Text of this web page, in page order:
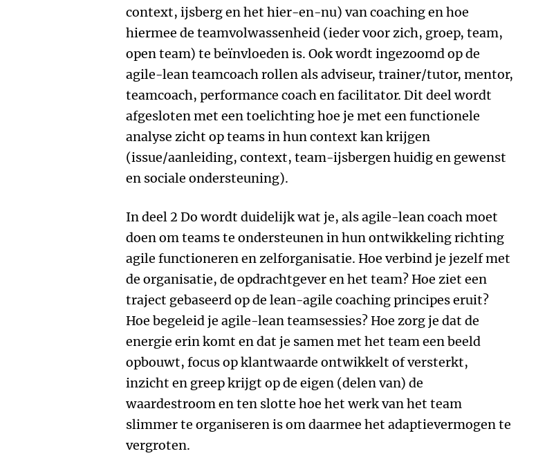
context, ijsberg en het hier-en-nu) van coaching en hoe
hiermee de teamvolwassenheid (ieder voor zich, groep, team,
open team) te beïnvloeden is. Ook wordt ingezoomd op de
agile-lean teamcoach rollen als adviseur, trainer/tutor, mentor,
teamcoach, performance coach en facilitator. Dit deel wordt
afgesloten met een toelichting hoe je met een functionele
analyse zicht op teams in hun context kan krijgen
(issue/aanleiding, context, team-ijsbergen huidig en gewenst
en sociale ondersteuning).
In deel 2 Do wordt duidelijk wat je, als agile-lean coach moet
doen om teams te ondersteunen in hun ontwikkeling richting
agile functioneren en zelforganisatie. Hoe verbind je jezelf met
de organisatie, de opdrachtgever en het team? Hoe ziet een
traject gebaseerd op de lean-agile coaching principes eruit?
Hoe begeleid je agile-lean teamsessies? Hoe zorg je dat de
energie erin komt en dat je samen met het team een beeld
opbouwt, focus op klantwaarde ontwikkelt of versterkt,
inzicht en greep krijgt op de eigen (delen van) de
waardestroom en ten slotte hoe het werk van het team
slimmer te organiseren is om daarmee het adaptievermogen te
vergroten.